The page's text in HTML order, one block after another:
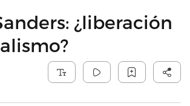
¿liberación